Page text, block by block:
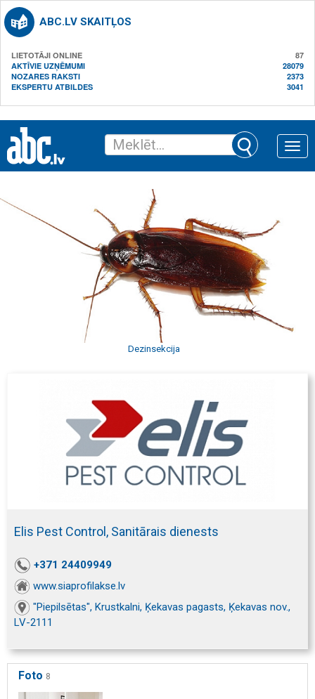
ABC.LV SKAITĻOS
LIETOTĀJI ONLINE
87
AKTĪVIE UZŅĒMUMI
28079
NOZARES RAKSTI
2373
EKSPERTU ATBILDES
3041
Toggle
Dezinsekcija
Elis Pest Control, Sanitārais dienests
+371 24409949
www.siaprofilakse.lv
"Piepilsētas", Krustkalni, Ķekavas pagasts, Ķekavas nov.,
LV-2111
Foto 8